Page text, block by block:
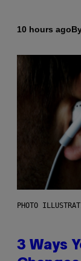
10 hours ago
PHOTO
3 Ways